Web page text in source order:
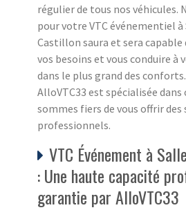
régulier de tous nos véhicules.
pour votre VTC événementiel à
Castillon saura et sera capable
vos besoins et vous conduire
dans le plus grand des
AlloVTC33 est spécialisée dans
sommes fiers de vous offrir des
professionnels.
VTC Événement à
: Une haute capacité
garantie par AlloVTC33